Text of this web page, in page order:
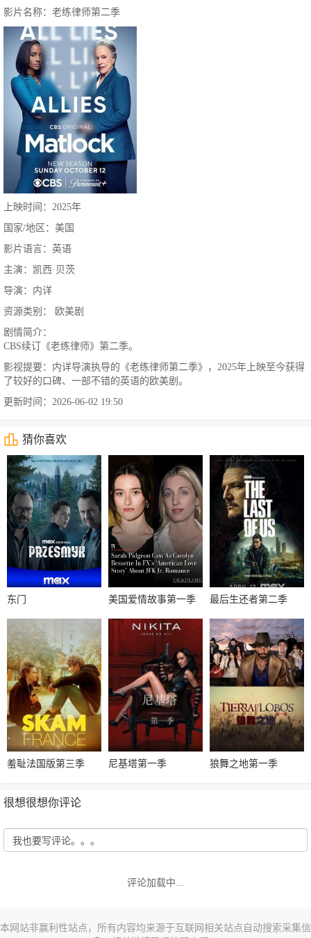
影片名称：老练律师第二季
上映时间：2025年
国家/地区：美国
影片语言：英语
主演：凯西·贝茨
导演：内详
资源类别： 欧美剧
剧情简介：
CBS续订《老练律师》第二季。
影视提要：内详导演执导的《老练律师第二季》，2025年上映至今获得
了较好的口碑、一部不错的英语的欧美剧。
更新时间：2026-06-02 19:50
猜你喜欢
东门 美国爱情故事第一季 最后生还者第二季
羞耻法国版第三季 尼基塔第一季 狼舞之地第一季
很想很想你评论
评论加载中...
本网站非赢利性站点，所有内容均来源于互联网相关站点自动搜索采集信